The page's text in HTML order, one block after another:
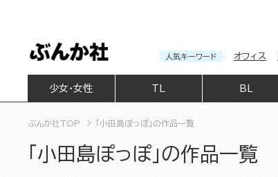
人気キーワード オフィス
少女・女性 BL
ぶんか社TOP 「小田島ぽっぽ」の作品一覧
「小田島ぽっぽ」の作品一覧